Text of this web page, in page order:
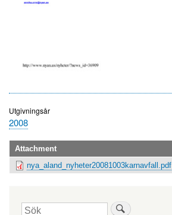
Utgivningsår
2008
Attachment
nya_aland_nyheter20081003karnavfall.pdf
Sök